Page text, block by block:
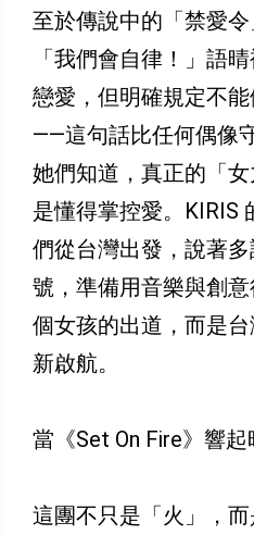
至於傳說中的「禁愛令
「我們會自律！」語
戀愛，但明確規定不
——這句話比任何偶像
她們知道，真正的「
是懂得掌控愛。KIRIS
們從台灣出發，說著
號，準備用音樂與創
個女孩的出道，而是
新啟航。
當《Set On Fire》響
這團不只是「火」，